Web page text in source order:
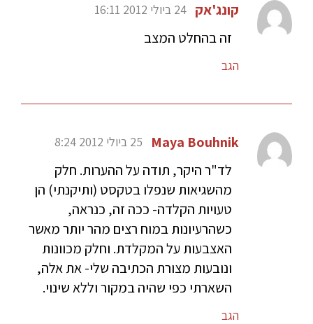
קונג'אק 24 ביולי 2012 16:11
זה בהחלט המצב
הגב
Maya Bouhnik 25 ביולי 2012 8:24
לד"ר היקר, תודה על ההערות. חלק
מהשגיאות שנפלו בטקסט (ותיקנתי) הן
טעויות הקלדה- ככה זה, כנראה,
כשהרעיונות במוח רצים מהר יותר מאשר
האצבעות על המקלדת. וחלק מכוונות
ונובעות מצורת הכתיבה שלי- את אלה,
השארתי כפי שהיה במקור וללא שינוי.
הגב